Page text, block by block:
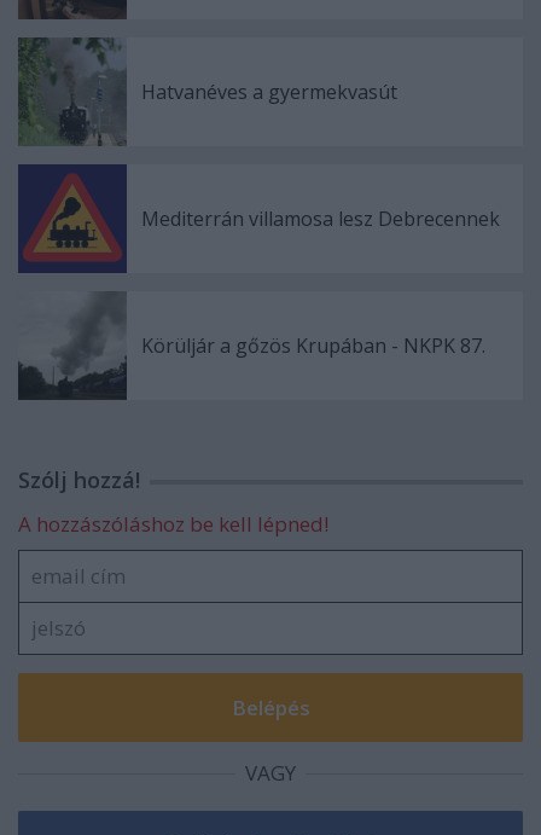
Hatvanéves a gyermekvasút
Mediterrán villamosa lesz Debrecennek
Körüljár a gőzös Krupában - NKPK 87.
Szólj hozzá!
A hozzászóláshoz be kell lépned!
VAGY